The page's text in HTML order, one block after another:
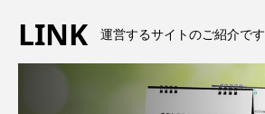
LINK 運営するサイトのご紹介です